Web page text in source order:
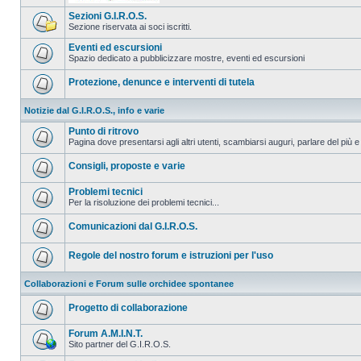
Sezioni G.I.R.O.S.
Sezione riservata ai soci iscritti.
Eventi ed escursioni
Spazio dedicato a pubblicizzare mostre, eventi ed escursioni
Protezione, denunce e interventi di tutela
Notizie dal G.I.R.O.S., info e varie
Punto di ritrovo
Pagina dove presentarsi agli altri utenti, scambiarsi auguri, parlare del più e
Consigli, proposte e varie
Problemi tecnici
Per la risoluzione dei problemi tecnici...
Comunicazioni dal G.I.R.O.S.
Regole del nostro forum e istruzioni per l'uso
Collaborazioni e Forum sulle orchidee spontanee
Progetto di collaborazione
Forum A.M.I.N.T.
Sito partner del G.I.R.O.S.